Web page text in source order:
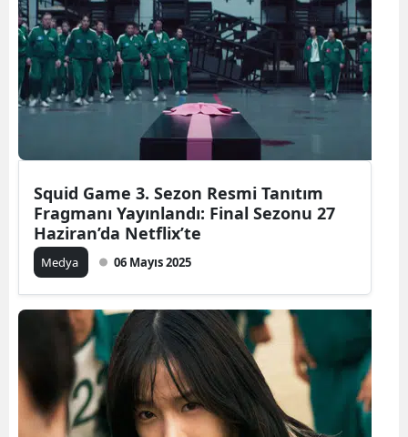
Squid Game 3. Sezon Resmi Tanıtım
Fragmanı Yayınlandı: Final Sezonu 27
Haziran’da Netflix’te
Medya 06 Mayıs 2025